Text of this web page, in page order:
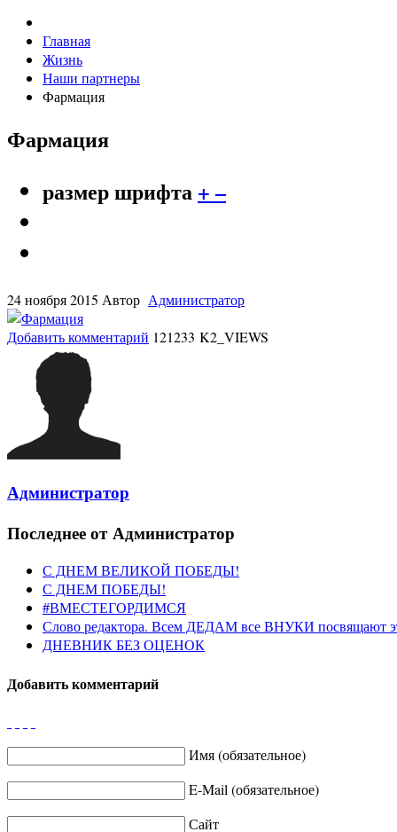
Главная
Жизнь
Наши партнеры
Фармация
Фармация
размер шрифта + –
24 ноября 2015 Автор Администратор
Добавить комментарий 121233 K2_VIEWS
Администратор
Последнее от Администратор
С ДНЕМ ВЕЛИКОЙ ПОБЕДЫ!
С ДНЕМ ПОБЕДЫ!
#ВМЕСТЕГОРДИМСЯ
Слово редактора. Всем ДЕДАМ все ВНУКИ посвящают
ДНЕВНИК БЕЗ ОЦЕНОК
Добавить комментарий
Имя (обязательное)
E-Mail (обязательное)
Сайт